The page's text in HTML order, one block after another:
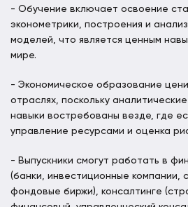
- Обучение включает освоение
эконометрики, построения и
моделей, что является ценным
мире.
- Экономическое образование
отраслях, поскольку
навыки востребованы везде, где
управление ресурсами и оценка
- Выпускники смогут работать в
(банки, инвестиционные компании,
фондовые биржи), консалтинге